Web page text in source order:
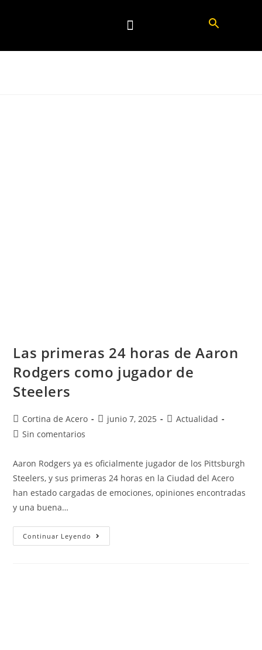
Las primeras 24 horas de Aaron
Rodgers como jugador de
Steelers
Cortina de Acero junio 7, 2025
Actualidad
Sin comentarios
Aaron Rodgers ya es oficialmente jugador de los Pittsburgh
Steelers, y sus primeras 24 horas en la Ciudad del Acero
han estado cargadas de emociones, opiniones encontradas
y una buena…
Continuar Leyendo